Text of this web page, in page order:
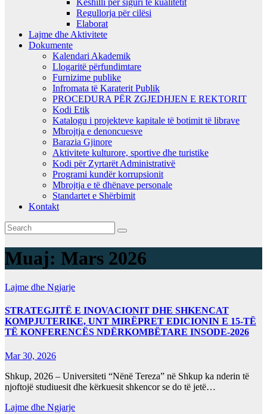
Këshilli për siguri të kualitetit
Regullorja për cilësi
Elaborat
Lajme dhe Aktivitete
Dokumente
Kalendari Akademik
Llogaritë përfundimtare
Furnizime publike
Infromata të Karaterit Publik
PROCEDURA PËR ZGJEDHJEN E REKTORIT
Kodi Etik
Katalogu i projekteve kapitale të botimit të librave
Mbrojtja e denoncuesve
Barazia Gjinore
Aktivitete kulturore, sportive dhe turistike
Kodi për Zyrtarët Administrativë
Programi kundër korrupsionit
Mbrojtja e të dhënave personale
Standartet e Shërbimit
Kontakt
Muaj: Mars 2026
Lajme dhe Ngjarje
STRATEGJITË E INOVACIONIT DHE SHKENCAT
KOMPJUTERIKE, UNT MIRËPRET EDICIONIN E 15-TË
TË KONFERENCËS NDËRKOMBËTARE INSODE-2026
Mar 30, 2026
Shkup, 2026 – Universiteti “Nënë Tereza” në Shkup ka nderin të
njoftojë studiuesit dhe kërkuesit shkencor se do të jetë…
Lajme dhe Ngjarje